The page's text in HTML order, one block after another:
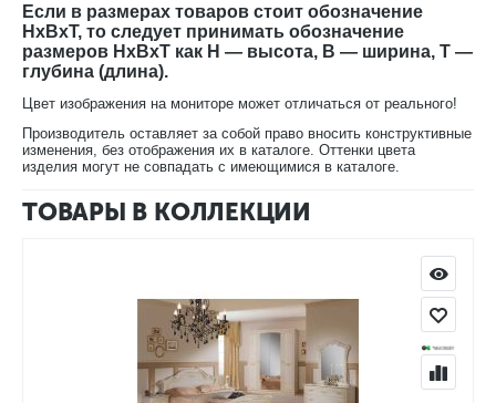
Если в размерах товаров стоит обозначение
HxBxT, то следует принимать обозначение
размеров HxBxT как H — высота, B — ширина, T —
глубина (длина).
Цвет изображения на мониторе может отличаться от реального!
Производитель оставляет за собой право вносить конструктивные
изменения, без отображения их в каталоге. Оттенки цвета
изделия могут не совпадать с имеющимися в каталоге.
ТОВАРЫ В КОЛЛЕКЦИИ